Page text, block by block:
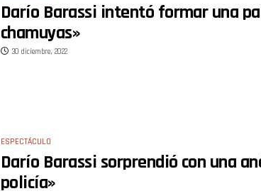
Darío Barassi intentó formar una
chamuyas»
30 diciembre, 2022
ESPECTÁCULO
Darío Barassi sorprendió con una
policía»